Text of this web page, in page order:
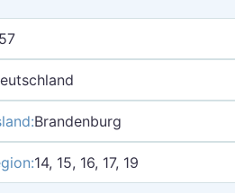
Brandenburg
14, 15, 16, 17, 19